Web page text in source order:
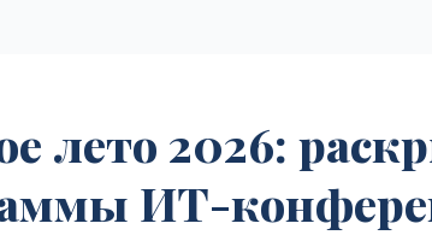
лето 2026:
ИТ-